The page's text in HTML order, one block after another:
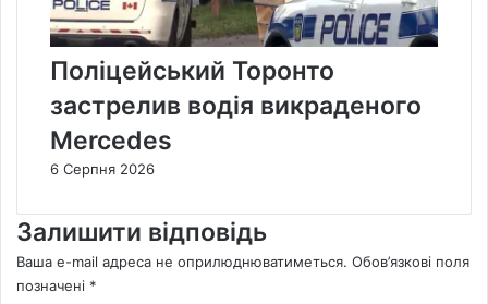
Поліцейський Торонто
застрелив водія викраденого
Mercedes
6 Серпня 2026
Залишити відповідь
Ваша e-mail адреса не оприлюднюватиметься. Обов’язкові поля
позначені *